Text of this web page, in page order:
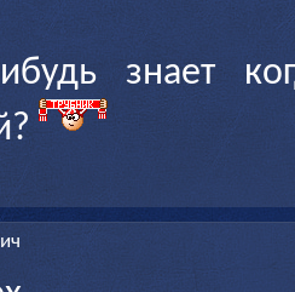
знает